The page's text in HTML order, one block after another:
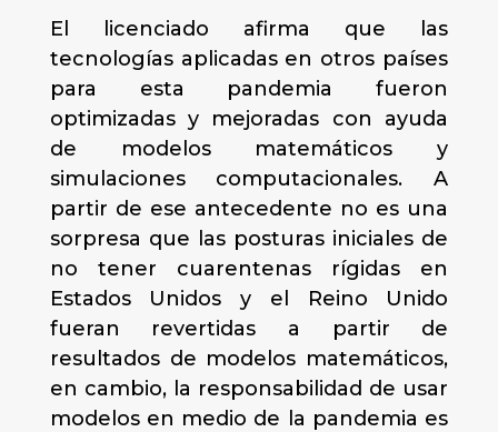
El licenciado afirma que las
tecnologías aplicadas en otros países
para esta pandemia fueron
optimizadas y mejoradas con ayuda
de modelos matemáticos y
simulaciones computacionales. A
partir de ese antecedente no es una
sorpresa que las posturas iniciales de
no tener cuarentenas rígidas en
Estados Unidos y el Reino Unido
fueran revertidas a partir de
resultados de modelos matemáticos,
en cambio, la responsabilidad de usar
modelos en medio de la pandemia es